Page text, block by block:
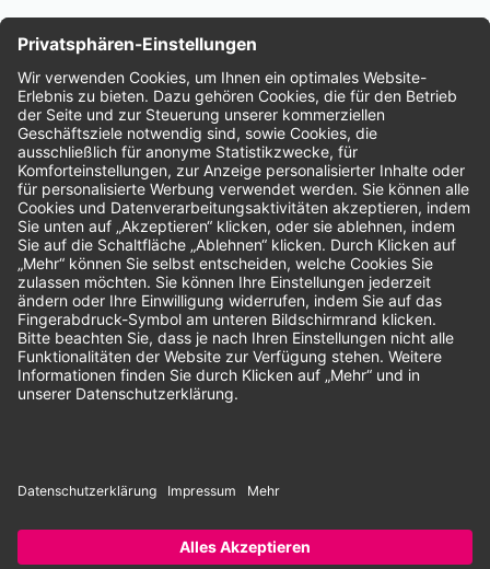
Bewertungen
Unsere Zahlungsarten:
Rechnung SEPA-Lastschrift Vorkasse